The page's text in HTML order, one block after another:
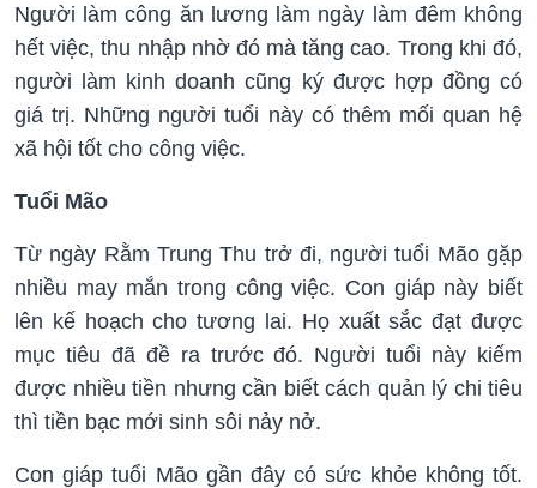
Người làm công ăn lương làm ngày làm đêm không
hết việc, thu nhập nhờ đó mà tăng cao. Trong khi đó,
người làm kinh doanh cũng ký được hợp đồng có
giá trị. Những người tuổi này có thêm mối quan hệ
xã hội tốt cho công việc.
Tuổi Mão
Từ ngày Rằm Trung Thu trở đi, người tuổi Mão gặp
nhiều may mắn trong công việc. Con giáp này biết
lên kế hoạch cho tương lai. Họ xuất sắc đạt được
mục tiêu đã đề ra trước đó. Người tuổi này kiếm
được nhiều tiền nhưng cần biết cách quản lý chi tiêu
thì tiền bạc mới sinh sôi nảy nở.
Con giáp tuổi Mão gần đây có sức khỏe không tốt.